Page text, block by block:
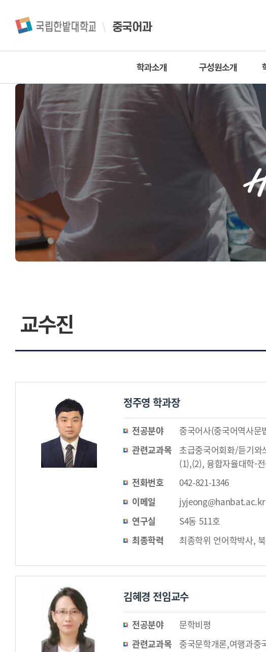
중국어과
학과소개
인사말
학과소식
구성원소개
교수진
명예교수
구
교수진
정주영 학과장
전공분야
중국어사(중국어역사문
관련교과목 초급중국어회화/듣기와
(1),(2), 융합자율대학-
전화번호
042-821-1346
이메일
jyjeong@hanbat.ac.kr
연구실
S4동 511호
최종학력
최종학위 언어학박사,
김혜경 전임교수
전공분야
문학비평
관련교과목 중국문학개론,여행과중